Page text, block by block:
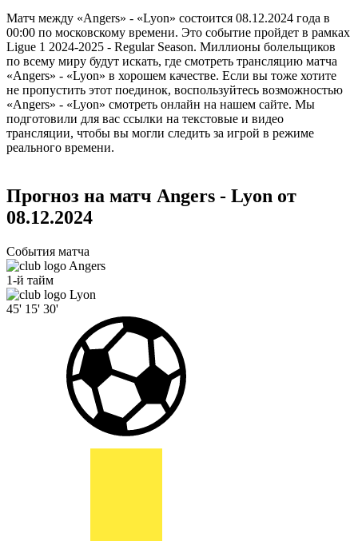
Матч между «Angers» - «Lyon» состоится 08.12.2024 года в
00:00 по московскому времени. Это событие пройдет в рамках
Ligue 1 2024-2025 - Regular Season. Миллионы болельщиков
по всему миру будут искать, где смотреть трансляцию матча
«Angers» - «Lyon» в хорошем качестве. Если вы тоже хотите
не пропустить этот поединок, воспользуйтесь возможностью
«Angers» - «Lyon» смотреть онлайн на нашем сайте. Мы
подготовили для вас ссылки на текстовые и видео
трансляции, чтобы вы могли следить за игрой в режиме
реального времени.
Прогноз на матч Angers - Lyon от
08.12.2024
События матча
Angers
1-й тайм
Lyon
45' 15' 30'